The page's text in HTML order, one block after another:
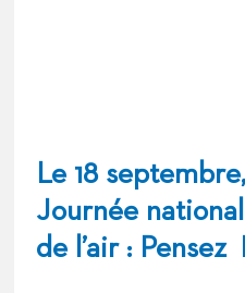
Le 18
Journée
de l’air :